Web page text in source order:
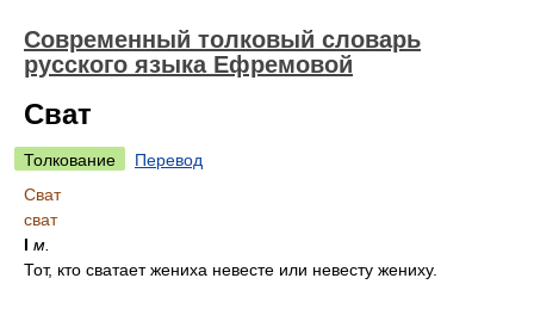
Современный толковый словарь
русского языка Ефремовой
Сват
Толкование
Перевод
Сват
сват
I м.
Тот, кто сватает жениха невесте или невесту жениху.